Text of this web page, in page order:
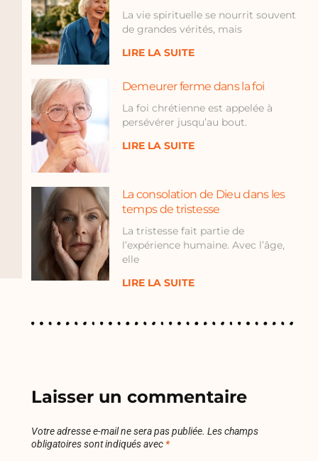
La vie spirituelle se nourrit souvent
de grandes vérités, mais
LIRE LA SUITE
Demeurer ferme dans la foi
La foi chrétienne est appelée à
persévérer jusqu’au bout.
LIRE LA SUITE
La consolation de Dieu dans les
temps de tristesse
La tristesse fait partie de
l’expérience humaine. Avec l’âge,
elle
LIRE LA SUITE
Laisser un commentaire
Votre adresse e-mail ne sera pas publiée. Les champs
obligatoires sont indiqués avec *